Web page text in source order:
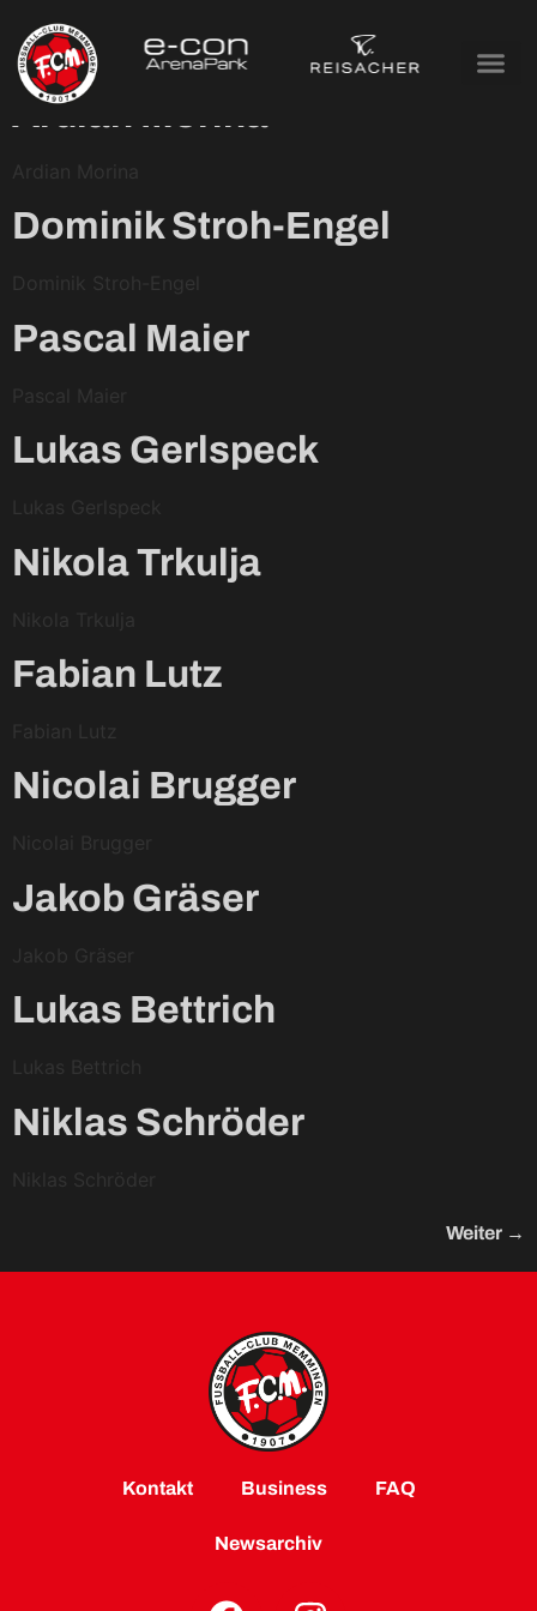
Archiv:Players
Ardian Morina
Ardian Morina
Dominik Stroh-Engel
Dominik Stroh-Engel
Pascal Maier
Pascal Maier
Lukas Gerlspeck
Lukas Gerlspeck
Nikola Trkulja
Fabian Lutz
Nicolai Brugger
Nicolai Brugger
Jakob Gräser
Jakob Gräser
Lukas Bettrich
Lukas Bettrich
Niklas Schröder
Niklas Schröder
Weiter →
Kontakt Business FAQ
Newsarchiv